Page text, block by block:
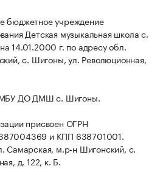
бюджетное учреждение
Детская музыкальная школа с.
14.01.2000 г. по адресу обл.
с. Шигоны, ул. Революционная,
МБУ ДО ДМШ с. Шигоны.
присвоен ОГРН
и КПП 638701001.
Самарская, м.р-н Шигонский, с.
д. 122, к. Б.